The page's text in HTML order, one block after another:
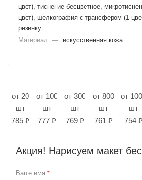
цвет), тиснение бесцветное,
цвет), шелкография с трансфером (1
резинку
Материал
— искусственная кожа
от 20
шт
785 ₽
от 100
шт
777 ₽
от 300
шт
769 ₽
от 800
шт
761 ₽
от
шт
754 ₽
Акция! Нарисуем макет
Ваше имя *